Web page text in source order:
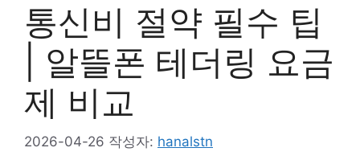
통신비 절약 필수 팁
| 알뜰폰 테더링 요금
제 비교
2026-04-26 작성자: hanalstn